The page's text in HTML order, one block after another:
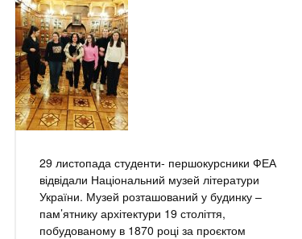
29 листопада студенти- першокурсники ФЕА
відвідали Національний музей літератури
України. Музей розташований у будинку –
пам’ятнику архітектури 19 століття,
побудованому в 1870 році за проєктом